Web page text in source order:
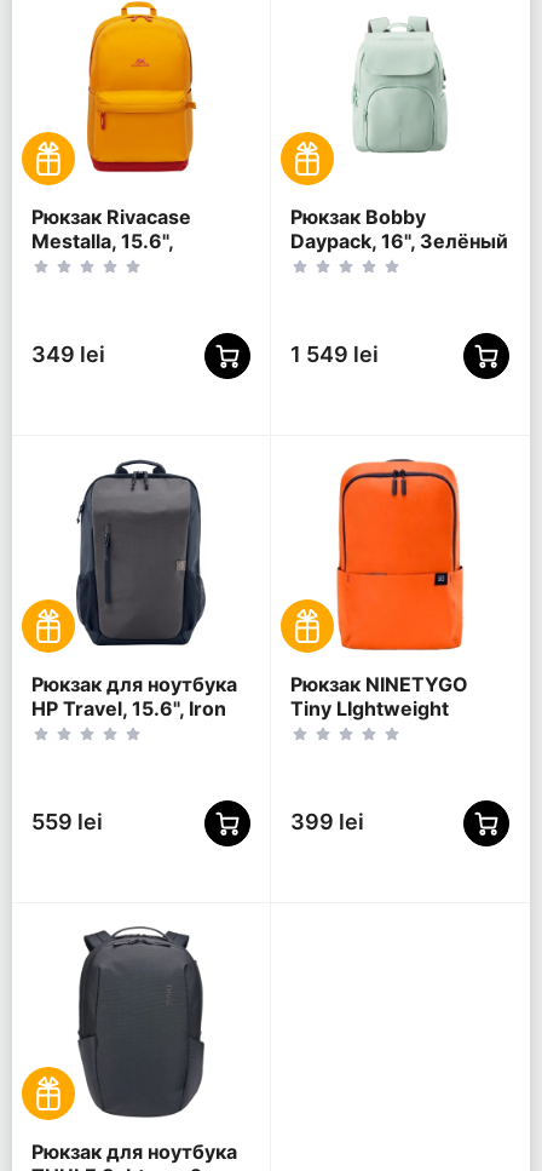
Рюкзак Rivacase
Mestalla, 15.6",
Золотой
349 lei
Рюкзак Bobby
Daypack, 16", Зелёный
1 549 lei
Рюкзак для ноутбука
HP Travel, 15.6", Iron
Grey
559 lei
Рюкзак NINETYGO
Tiny LIghtweight
Casual, 15.6",
399 lei
Рюкзак для ноутбука